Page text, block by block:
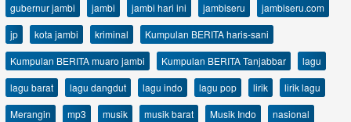
gubernur jambi
jambi jambi hari ini jambiseru
jambiseru.com
jp
kota jambi kriminal
Kumpulan BERITA haris-sani
Kumpulan BERITA muaro jambi
Kumpulan BERITA Tanjabbar
lagu
lagu barat
lagu dangdut lagu indo lagu pop lirik
lirik lagu
Merangin
mp3 musik musik barat Musik Indo
nasional